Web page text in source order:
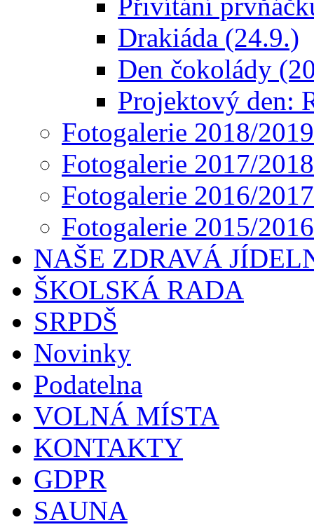
Přivítání
Drakiáda (24.9.)
Den čokolády
Projektový den:
Fotogalerie 2018/2019
Fotogalerie 2017/2018
Fotogalerie 2016/2017
Fotogalerie 2015/2016
NAŠE ZDRAVÁ
ŠKOLSKÁ RADA
SRPDŠ
Novinky
Podatelna
VOLNÁ MÍSTA
KONTAKTY
GDPR
SAUNA